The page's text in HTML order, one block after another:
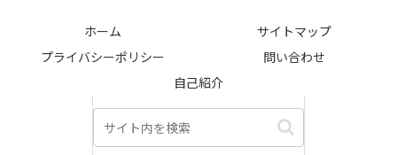
ホーム
サイトマップ
プライバシーポリシー
問い合わせ
自己紹介